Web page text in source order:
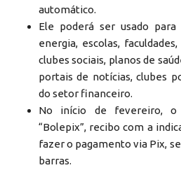
automático.
Ele poderá ser usado
energia, escolas,
clubes sociais, planos de
portais de notícias, clubes
do setor financeiro.
No início de fevereiro, o
“Bolepix”, recibo com a
fazer o pagamento via Pix,
barras.